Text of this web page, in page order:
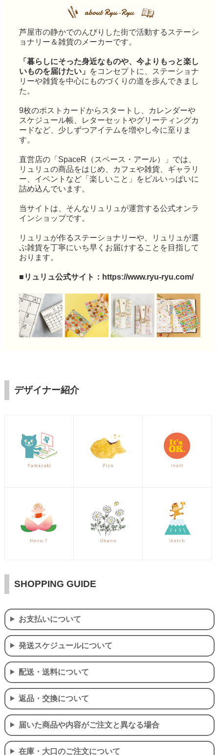
芦屋市の静かでのんびりした街で活動するステーシ
ョナリー＆雑貨のメーカーです。
「暮らしにそった身近なものや、今よりもっと楽し
いものを届けたい」
をコンセプトに、ステーショナ
リーや雑貨を中心にものづくりの道を歩んできまし
た。
9枚のポストカードからスタートし、カレンダーや
スケジュール帳、レターセットやグリーティングカ
ードなど、少しずつアイテムを増やし今に至りま
す。
直営店の「SpaceR（スペース・アール）」では、
リュリュの商品をはじめ、カフェや雑貨、ギャラリ
ー、イベントなど「楽しいこと」をビルいっぱいに
詰め込んでいます。
当サイトは、そんなリュリュが運営する公式オンラ
インショップです。
リュリュが作るステーショナリーや、リュリュが選
ぶ雑貨を丁寧にいち早くお届けすることを目指して
おります。
■リュリュ公式サイト： https://www.ryu-ryu.com/
デザイナー紹介
SHOPPING GUIDE
お支払いについて
発送スケジュールについて
配送・送料について
返品・交換について
届いた商品や内容がご注文と異なる場合
在庫・大口のご注文について